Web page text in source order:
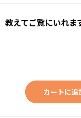
教えてご覧にいれま
カートに追